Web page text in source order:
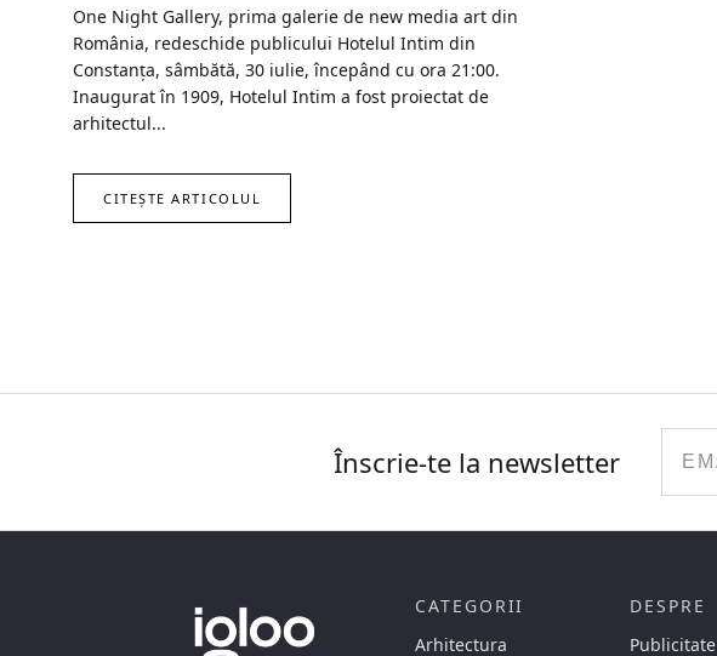
One Night Gallery, prima galerie de new media art din
România, redeschide publicului Hotelul Intim din
Constanța, sâmbătă, 30 iulie, începând cu ora 21:00.
Inaugurat în 1909, Hotelul Intim a fost proiectat de
arhitectul...
CITEȘTE ARTICOLUL
Înscrie-te la newsletter
CATEGORII
Arhitectura
DESPRE
Publicitate